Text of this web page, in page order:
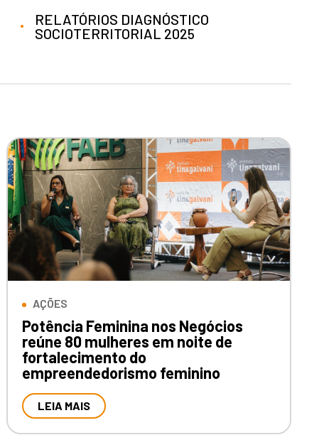
RELATÓRIOS DIAGNÓSTICO
SOCIOTERRITORIAL 2025
AÇÕES
Potência Feminina nos Negócios
reúne 80 mulheres em noite de
fortalecimento do
empreendedorismo feminino
LEIA MAIS